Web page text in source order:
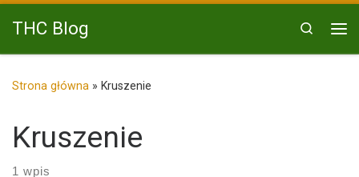
Przejdź do treści
THC Blog
Search
Strona główna » Kruszenie
Kruszenie
1 wpis